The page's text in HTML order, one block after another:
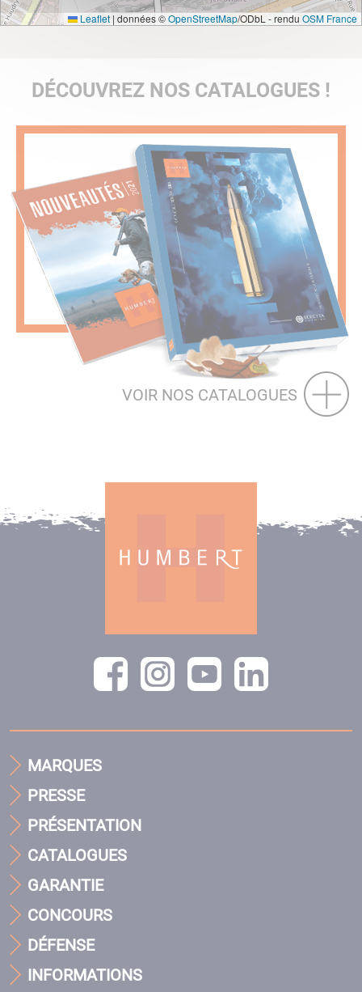
Leaflet | données ©OpenStreetMap/ODbL - rendu OSM France
DÉCOUVREZ NOS CATALOGUES !
VOIR NOS CATALOGUES
MARQUES
PRESSE
PRÉSENTATION
CATALOGUES
GARANTIE
CONCOURS
DÉFENSE
INFORMATIONS